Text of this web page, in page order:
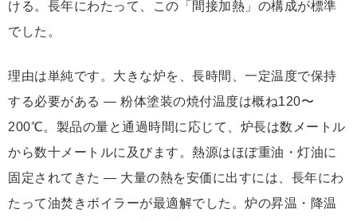
ける。長年にわたって、この「間接加熱」の構成が標準
でした。
理由は単純です。大きな炉を、長時間、一定温度で保持
する必要がある ― 粉体塗装の焼付温度は概ね120〜
200℃。製品の量と通過時間に応じて、炉長は数メートル
から数十メートルに及びます。熱源はほぼ重油・灯油に
固定されてきた ― 大量の熱を安価に出すには、長年にわ
たって油焚きボイラーが最適解でした。炉の昇温・降温